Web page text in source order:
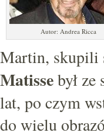
Autor: Andrea Ricca
Martin, skupili
Matissebył
lat, po czym
do wielu